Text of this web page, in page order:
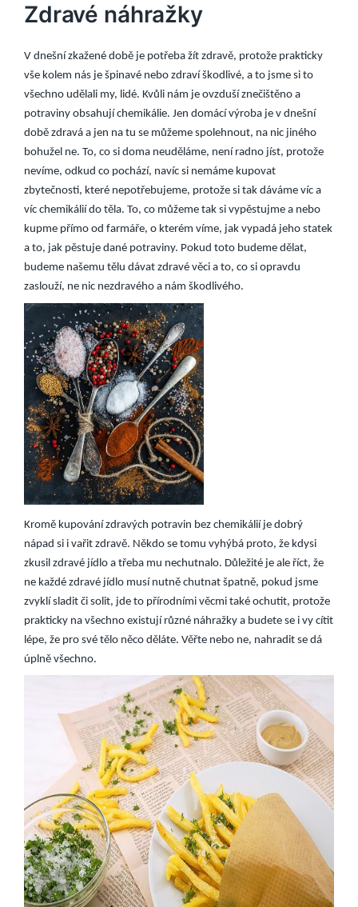
Zdravé náhražky
V dnešní zkažené době je potřeba žít zdravě, protože prakticky
vše kolem nás je špinavé nebo zdraví škodlivé, a to jsme si to
všechno udělali my, lidé. Kvůli nám je ovzduší znečištěno a
potraviny obsahují chemikálie. Jen domácí výroba je v dnešní
době zdravá a jen na tu se můžeme spolehnout, na nic jiného
bohužel ne. To, co si doma neuděláme, není radno jíst, protože
nevíme, odkud co pochází, navíc si nemáme kupovat
zbytečnosti, které nepotřebujeme, protože si tak dáváme víc a
víc chemikálií do těla. To, co můžeme tak si vypěstujme a nebo
kupme přímo od farmáře, o kterém víme, jak vypadá jeho statek
a to, jak pěstuje dané potraviny. Pokud toto budeme dělat,
budeme našemu tělu dávat zdravé věci a to, co si opravdu
zaslouží, ne nic nezdravého a nám škodlivého.
Kromě kupování zdravých potravin bez chemikálií je dobrý
nápad si i vařit zdravě. Někdo se tomu vyhýbá proto, že kdysi
zkusil zdravé jídlo a třeba mu nechutnalo. Důležité je ale říct, že
ne každé zdravé jídlo musí nutně chutnat špatně, pokud jsme
zvyklí sladit či solit, jde to přírodními věcmi také ochutit, protože
prakticky na všechno existují různé náhražky a budete se i vy cítit
lépe, že pro své tělo něco děláte. Věřte nebo ne, nahradit se dá
úplně všechno.